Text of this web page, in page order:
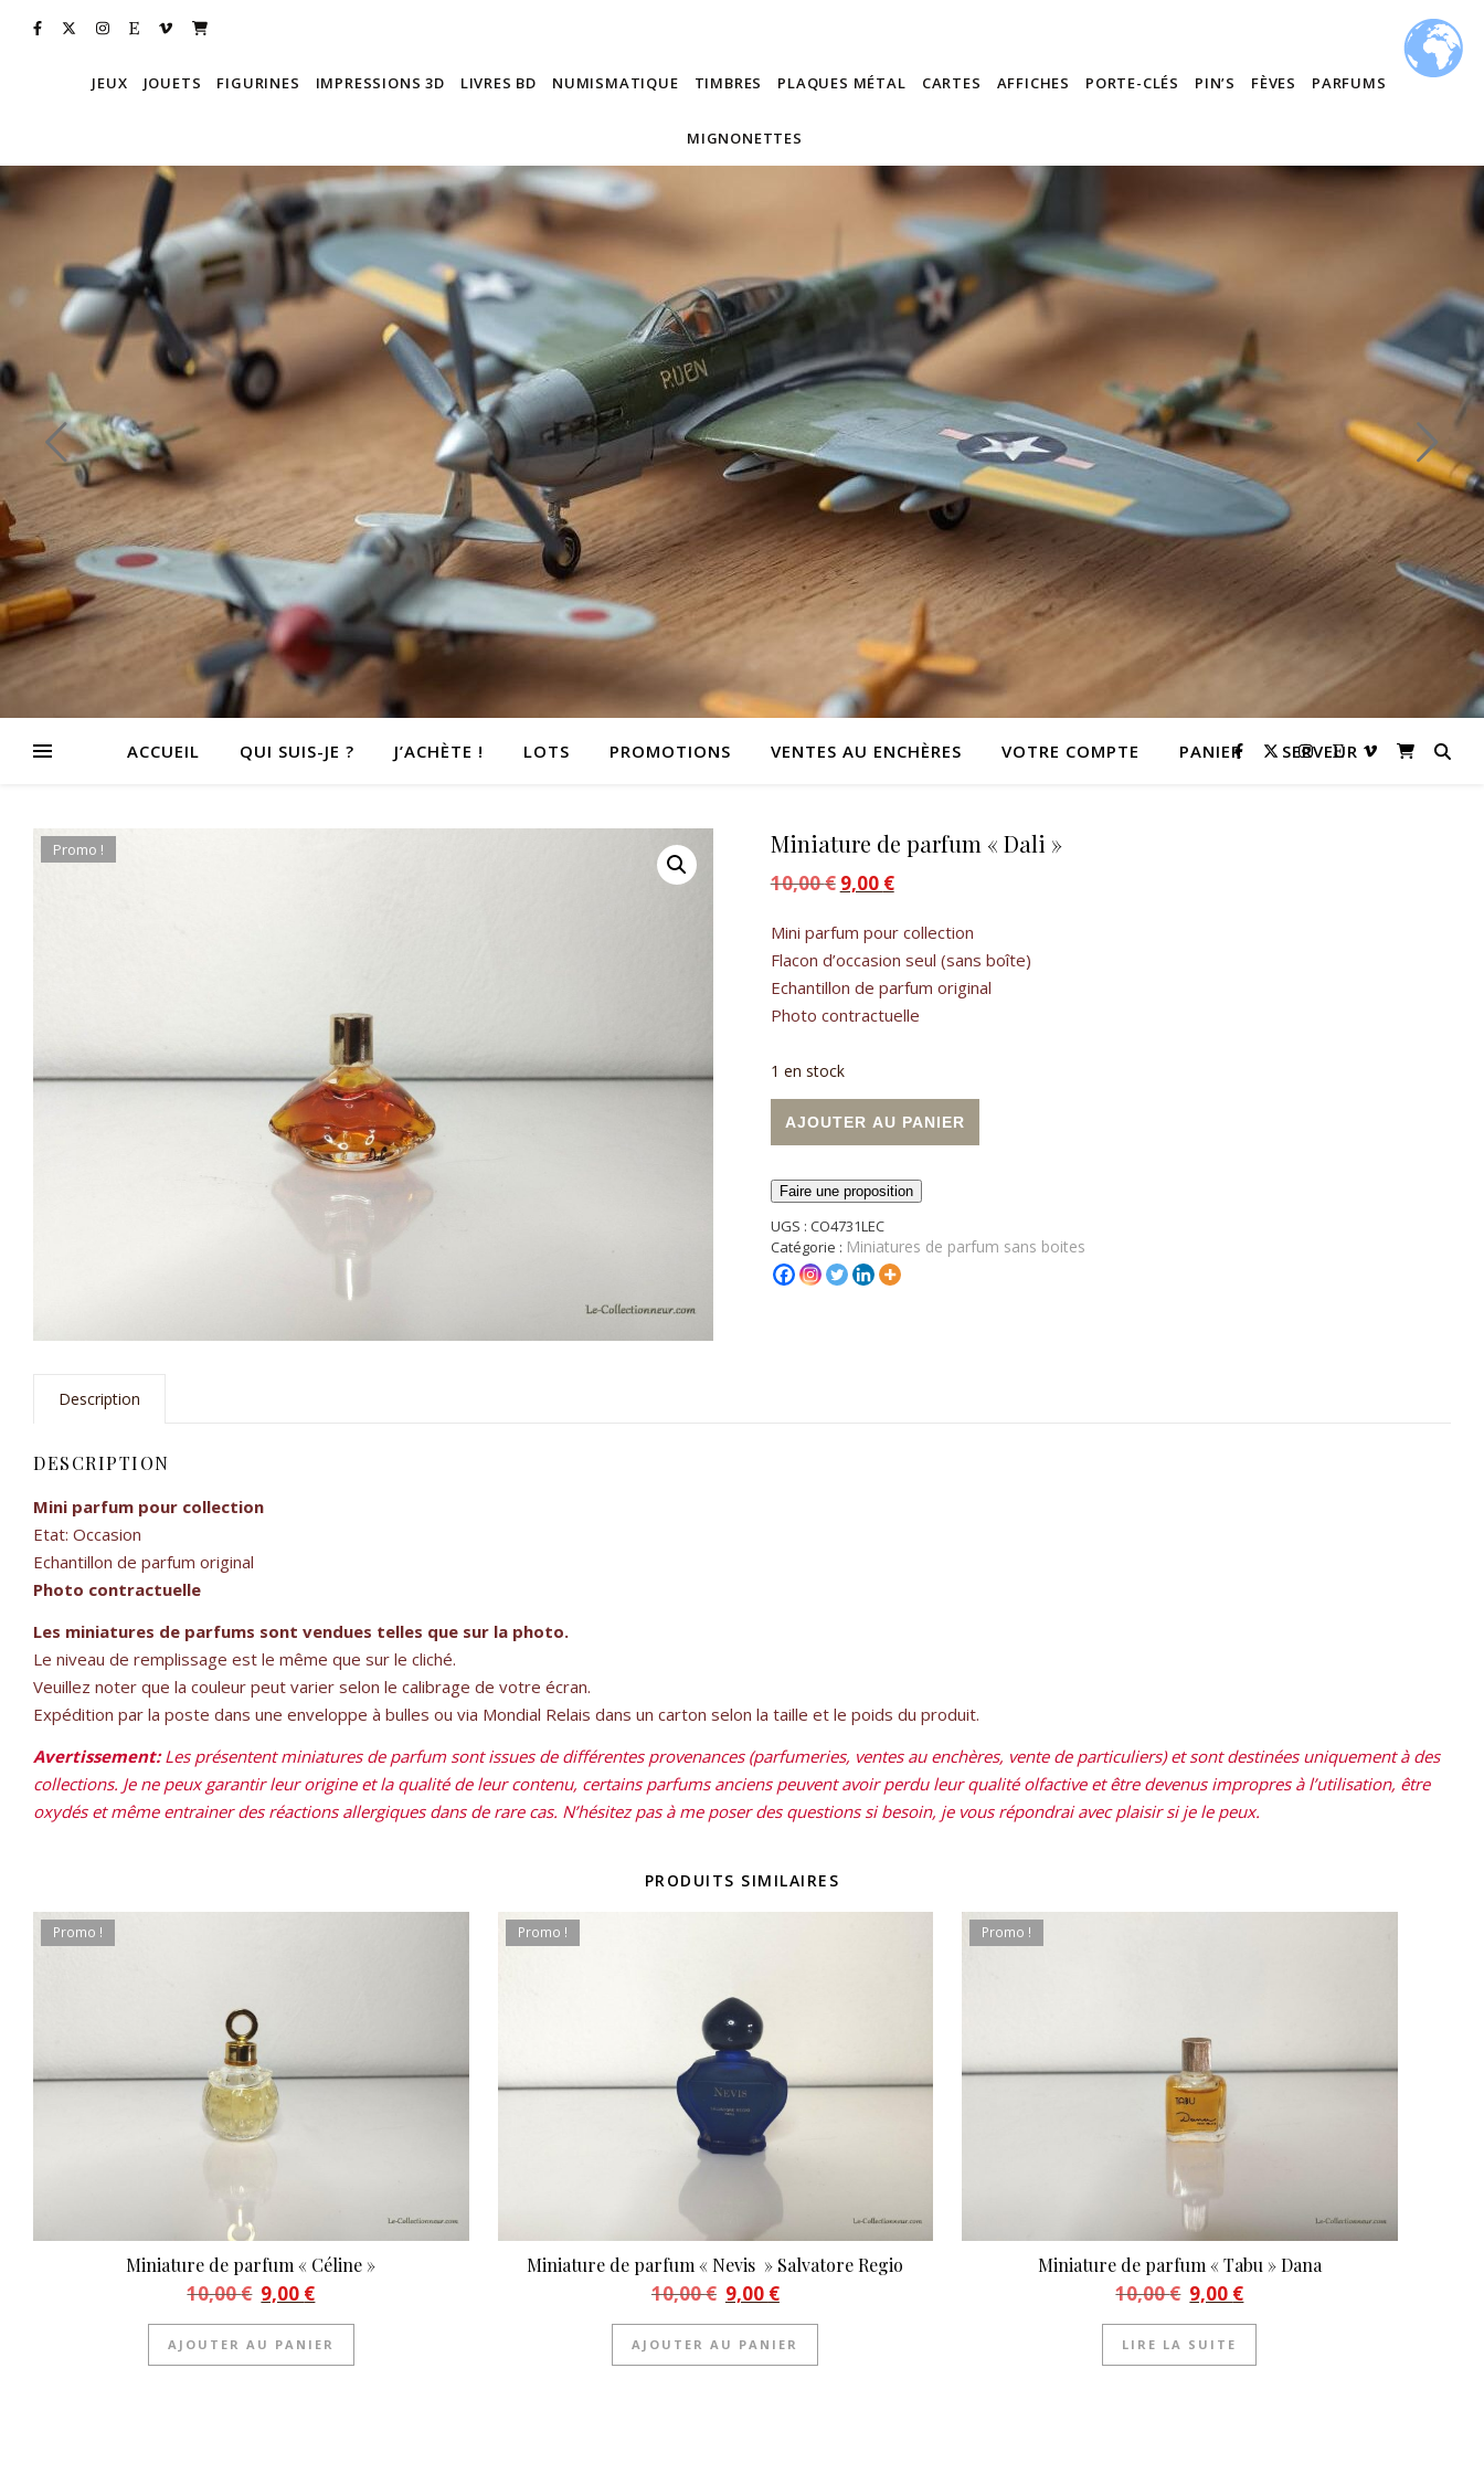
JEUX JOUETS FIGURINES IMPRESSIONS 3D LIVRES BD NUMISMATIQUE TIMBRES PLAQUES MÉTAL CARTES AFFICHES PORTE-CLÉS PIN’S FÈVES PARFUMS
MIGNONETTES
ACCUEIL QUI SUIS-JE ? J’ACHÈTE ! LOTS PROMOTIONS VENTES AU ENCHÈRES VOTRE COMPTE PANIER SERVEUR
Promo ! Miniature de parfum « Dali »
10,00€ Le prix initial était : 10,00 €.
9,00 €Le prix actuel est : 9,00 €.
Mini parfum pour collection
Flacon d’occasion seul (sans boîte)
Echantillon de parfum original
Photo contractuelle
1 en stock
AJOUTER AU PANIER
Faire une proposition
UGS : CO4731LEC
Catégorie : Miniatures de parfum sans boites
Description
DESCRIPTION
Mini parfum pour collection
Etat: Occasion
Echantillon de parfum original
Photo contractuelle
Les miniatures de parfums sont vendues telles que sur la photo.
Le niveau de remplissage est le même que sur le cliché.
Veuillez noter que la couleur peut varier selon le calibrage de votre écran.
Expédition par la poste dans une enveloppe à bulles ou via Mondial Relais dans un carton selon la taille et le poids du produit.
Avertissement:Les présentent miniatures de parfum sont issues de différentes provenances (parfumeries, ventes au enchères, vente de particuliers) et sont destinées uniquement à des
collections. Je ne peux garantir leur origine et la qualité de leur contenu, certains parfums anciens peuvent avoir perdu leur qualité olfactive et être devenus impropres à l’utilisation, être
oxydés et même entrainer des réactions allergiques dans de rare cas. N’hésitez pas à me poser des questions si besoin, je vous répondrai avec plaisir si je le peux.
PRODUITS SIMILAIRES
Promo !
Miniature de parfum « Céline »
10,00€ Le prix initial était : 10,00 €.
9,00 €Le prix actuel est : 9,00 €.
AJOUTER AU PANIER
Promo !
Miniature de parfum « Nevis » Salvatore Regio
10,00€ Le prix initial était : 10,00 €.
9,00 €Le prix actuel est : 9,00 €.
AJOUTER AU PANIER
Promo !
Miniature de parfum « Tabu » Dana
10,00€ Le prix initial était : 10,00 €.
9,00 €Le prix actuel est : 9,00 €.
LIRE LA SUITE